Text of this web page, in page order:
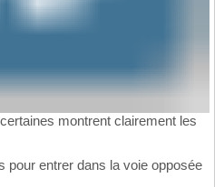
montrent clairement les
pour entrer dans la voie opposée